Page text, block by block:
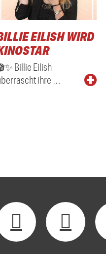
EILISH WIRD
Billie Eilish
ihre …